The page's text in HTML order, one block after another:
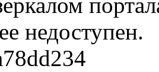
недоступен.